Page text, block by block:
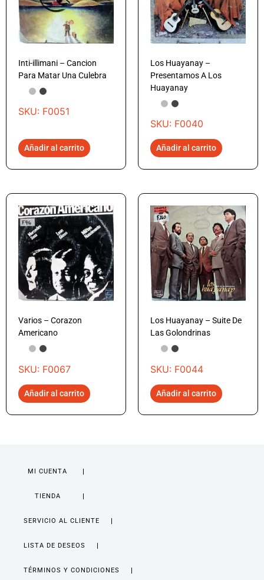
Inti-illimani – Cancion
Para Matar Una Culebra
SKU: F0051
Añadir al carrito
Los Huayanay –
Presentamos A Los
Huayanay
SKU: F0040
Añadir al carrito
Varios – Corazon
Americano
SKU: F0067
Añadir al carrito
Los Huayanay – Suite De
Las Golondrinas
SKU: F0044
Añadir al carrito
MI CUENTA
TIENDA
SERVICIO AL CLIENTE
LISTA DE DESEOS
TÉRMINOS Y CONDICIONES